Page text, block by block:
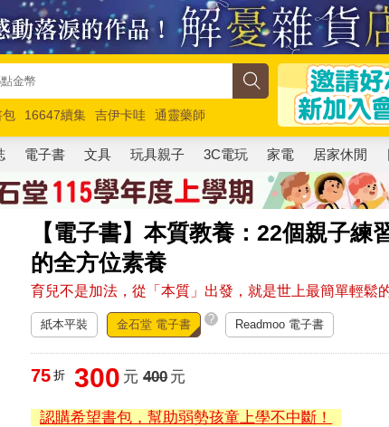
包 16647續集 吉伊卡哇
通靈藥師
玩具總動員5 超慢跑
電子書 文具 玩具親子 3C電玩 家電 居家休閒
【電子書】本質教養：22個親子
的全方位素養
育兒不是加法，從「本質」出發，就是世上最簡單輕鬆
紙本平裝 金石堂 電子書 ? Readmoo 電子書
75 折 300 元 400元
認購希望書包，幫助弱勢孩童上學不中斷！